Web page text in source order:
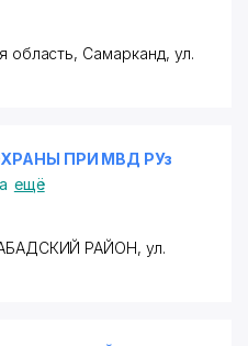
область, Самарканд, ул.
ПРИ МВД РУз
ещё
РАЙОН, ул.